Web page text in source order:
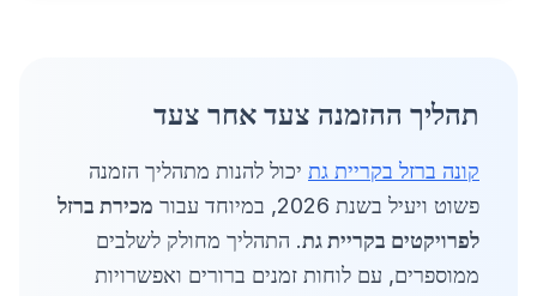
תהליך ההזמנה צעד אחר צעד
קונה ברזל בקריית גת יכול להנות מתהליך הזמנה
פשוט ויעיל בשנת 2026, במיוחד עבור
מכירת ברזל
לפרויקטים בקריית גת. התהליך מחולק לשלבים
ממוספרים, עם לוחות זמנים ברורים ואפשרויות